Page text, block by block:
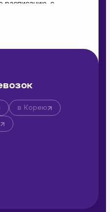
расписанию, с
Все работы
с
в Корею